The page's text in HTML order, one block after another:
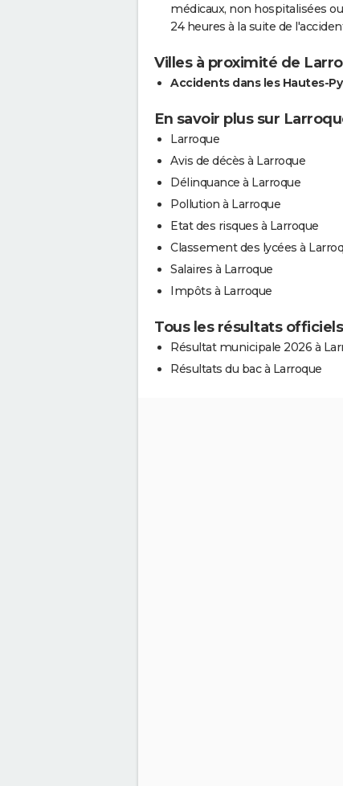
médicaux, non hospitalisées
24 heures à la suite de
Villes à proximité de
Accidents dans les Hautes-
En savoir plus sur
Larroque
Avis de décès à Larroque
Délinquance à Larroque
Pollution à Larroque
Etat des risques à Larroque
Classement des lycées à
Salaires à Larroque
Impôts à Larroque
Tous les résultats
Résultat municipale 2026 à
Résultats du bac à Larroque